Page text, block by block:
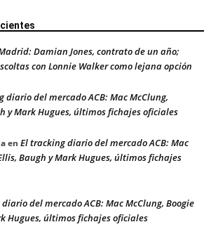
Damian Jones, contrato de un año;
con Lonnie Walker como lejana opción
diario del mercado ACB: Mac McClung,
y Mark Hugues, últimos fichajes oficiales
en El tracking diario del mercado ACB: Mac
Baugh y Mark Hugues, últimos fichajes
del mercado ACB: Mac McClung, Boogie
Hugues, últimos fichajes oficiales